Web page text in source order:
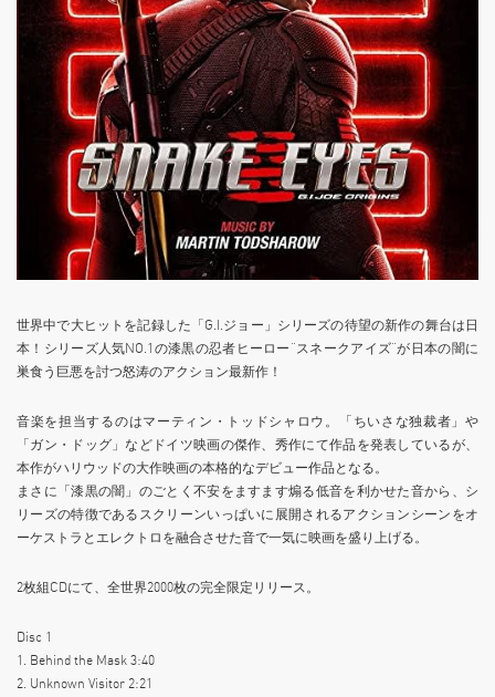
世界中で大ヒットを記録した「G.I.ジョー」シリーズの待望の新作の舞台は日
本！シリーズ人気NO.1の漆黒の忍者ヒーロー“スネークアイズ”が日本の闇に
巣食う巨悪を討つ怒涛のアクション最新作！
音楽を担当するのはマーティン・トッドシャロウ。「ちいさな独裁者」や
「ガン・ドッグ」などドイツ映画の傑作、秀作にて作品を発表しているが、
本作がハリウッドの大作映画の本格的なデビュー作品となる。
まさに「漆黒の闇」のごとく不安をますます煽る低音を利かせた音から、シ
リーズの特徴であるスクリーンいっぱいに展開されるアクションシーンをオ
ーケストラとエレクトロを融合させた音で一気に映画を盛り上げる。
2枚組CDにて、全世界2000枚の完全限定リリース。
Disc 1
1. Behind the Mask 3:40
2. Unknown Visitor 2:21